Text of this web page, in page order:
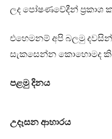
ලද පෝෂණවේදීන් ප්‍රකාශ
එහෙමනම් අපි බලමු දවසින්
සැකසෙන්න කොහොමද
පළමු දිනය
උදෑසන ආහාරය